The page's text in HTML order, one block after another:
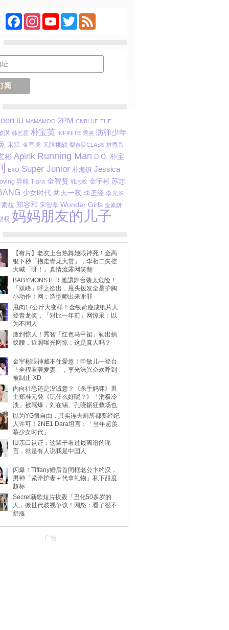
FacebookInstagramYouTubeTwitterFeed
IU MAMAMOO 2PM CNBLUE THE
淏 韩艺瑟 朴宝英 INFINITE 秀英 防弹少年
宋江 金宣虎 无限挑战 梨泰院CLASS 林秀晶
彬 Apink Running Man D.O. 朴宝
EXO Super Junior 朴海镇 Jessica
异能 T-ara 全智贤 韩志旼 金宇彬 苏志
少女时代 两天一夜 李圣经 李光洙
拉 郑容和 宋智孝 Wonder Girls 金素妍
权 妈妈朋友的儿子
【有片】老友上台热舞她眼神死！金高
银下秒「抱走青龙大赏」，李相二失控
大喊「呀！」真情流露网笑翻
BABYMONSTER 雅譞舞台装太危险！
「双峰」呼之欲出，甩头拨发全是护胸
小动作！网：造型师出来谢罪
甩肉17公斤大变样！金敏荷瘦成纸片人
登青龙奖，「对比一年前」网惊呆：以
为不同人
瘦到惊人！秀智「红色马甲裙」勒出蚂
蚁腰，近照曝光网惊：这是真人吗？
金宇彬眼神藏不住爱意！申敏儿一登台
「全程看著爱妻」，李光洙兴奋欢呼到
被制止 XD
内向社恐还是没诚意？《杀手妈咪》男
主郑准元登《玩什么好呢？》「消极冷
淡」被骂爆，刘在锡、孔晓振狂救场也
动
以为YG很自由，其实连去厕所都要经纪
人许可！2NE1 Dara坦言：「当年超羡
慕少女时代」
IU亲口认证：这辈子看过最离谱的谣
言，就是有人说我是中国人
闪爆！Tiffany婚后首同框老公卞约汉，
男神「紧牵护妻＋代拿礼物」私下甜度
超标
Secret新歌短片挨轰「丑化50多岁的
人」掀世代歧视争议！网怒：看了很不
舒服
广告